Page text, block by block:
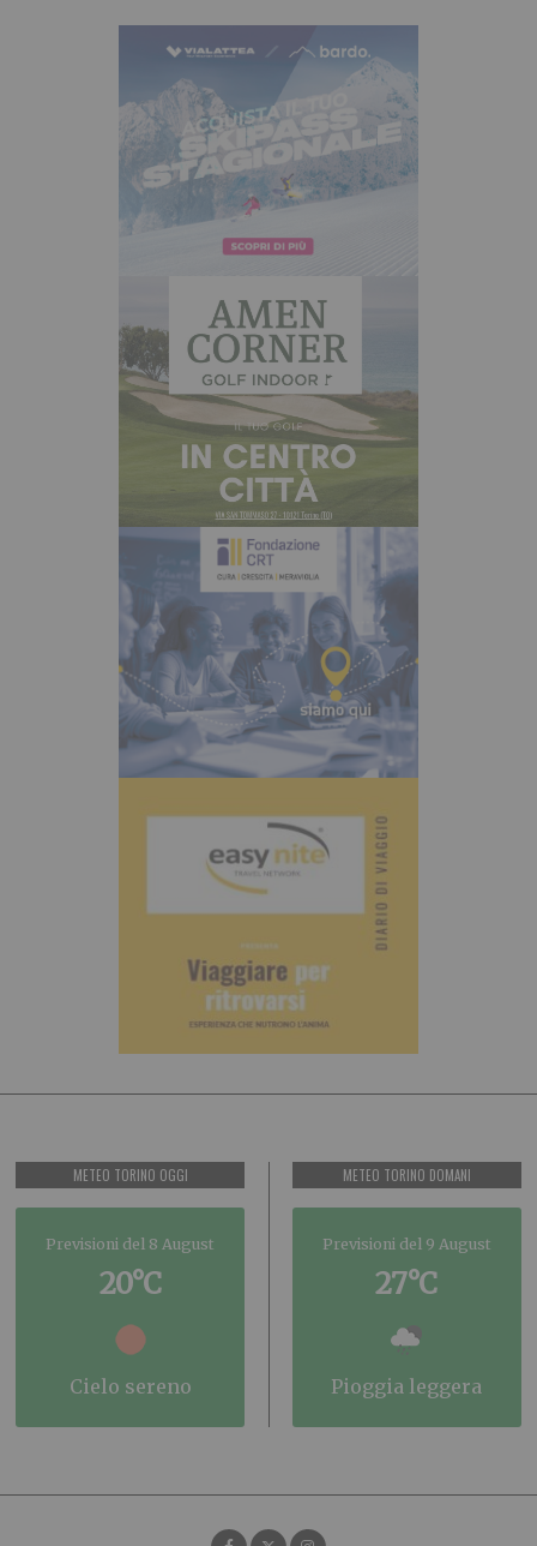
METEO TORINO OGGI
Previsioni del 8 August
20°C
cielo sereno
METEO TORINO DOMANI
Previsioni del 9 August
27°C
pioggia leggera